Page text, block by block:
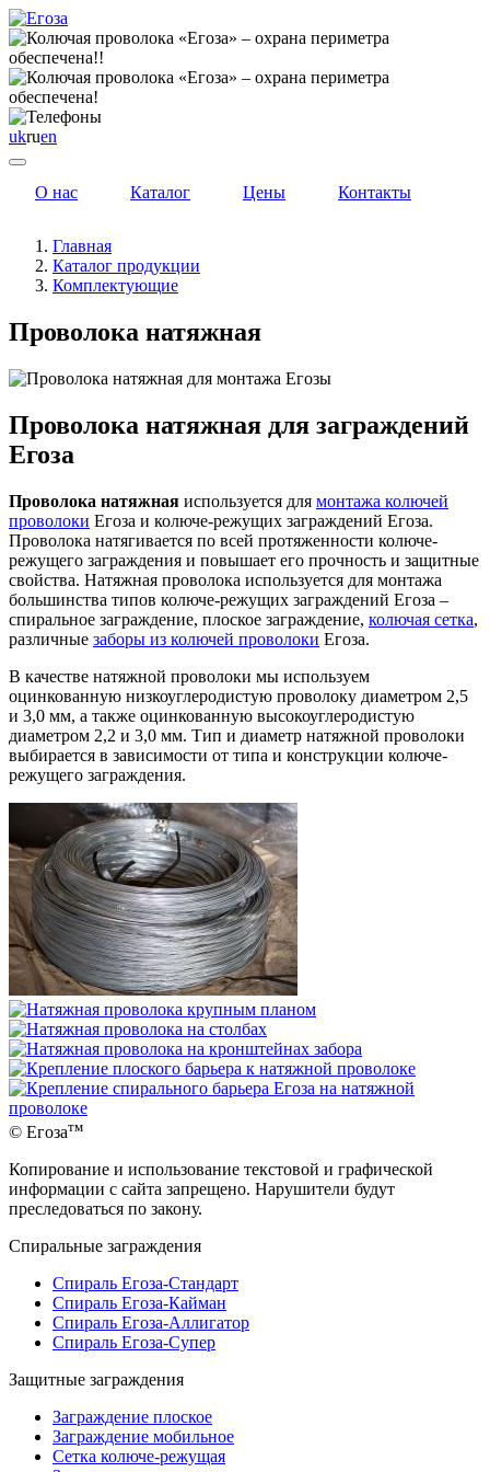
ukruen
О нас Каталог Цены Контакты
Главная
Каталог продукции
Комплектующие
Проволока натяжная
Проволока натяжная для заграждений
Егоза
Проволока натяжная используется для монтажа колючей
проволоки Егоза и колюче-режущих заграждений Егоза.
Проволока натягивается по всей протяженности колюче-
режущего заграждения и повышает его прочность и защитные
свойства. Натяжная проволока используется для монтажа
большинства типов колюче-режущих заграждений Егоза –
спиральное заграждение, плоское заграждение, колючая сетка,
различные заборы из колючей проволоки Егоза.
В качестве натяжной проволоки мы используем
оцинкованную низкоуглеродистую проволоку диаметром 2,5
и 3,0 мм, а также оцинкованную высокоуглеродистую
диаметром 2,2 и 3,0 мм. Тип и диаметр натяжной проволоки
выбирается в зависимости от типа и конструкции колюче-
режущего заграждения.
© Егозатм
Копирование и использование текстовой и графической
информации с сайта запрещено. Нарушители будут
преследоваться по закону.
Спиральные заграждения
Спираль Егоза-Стандарт
Спираль Егоза-Кайман
Спираль Егоза-Аллигатор
Спираль Егоза-Супер
Защитные заграждения
Заграждение плоское
Заграждение мобильное
Сетка колюче-режущая